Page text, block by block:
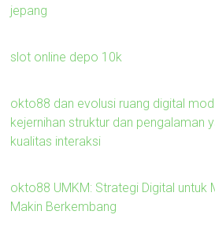
jepang
slot online depo 10k
okto88 dan evolusi ruang digital
kejernihan struktur dan pengalaman
kualitas interaksi
okto88 UMKM: Strategi Digital untuk
Makin Berkembang